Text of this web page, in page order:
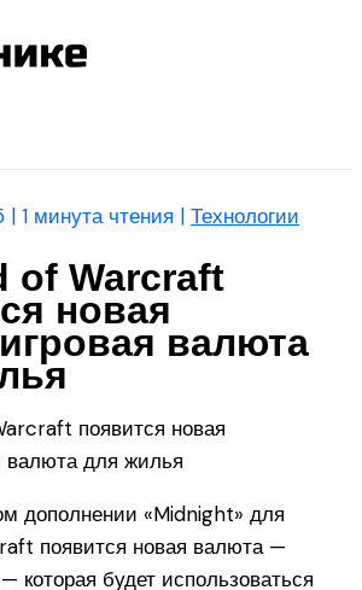
|1 минута чтения |Технологии
of Warcraft
новая
валюта
дополнении «Midnight» для
появится новая валюта —
которая будет использоваться